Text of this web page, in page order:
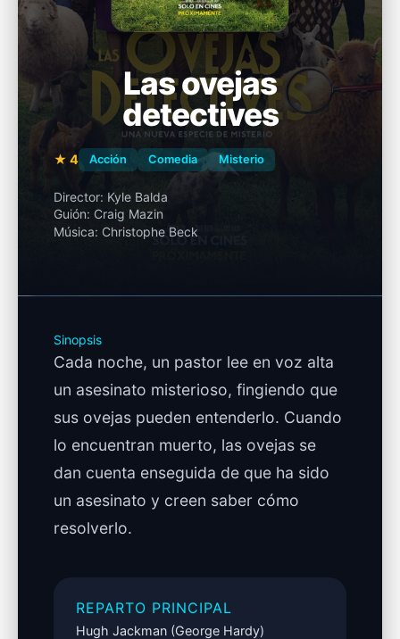
Las ovejas
detectives
★ 4 Acción Comedia Misterio
Director: Kyle Balda
Guión: Craig Mazin
Música: Christophe Beck
Sinopsis
Cada noche, un pastor lee en voz alta
un asesinato misterioso, fingiendo que
sus ovejas pueden entenderlo. Cuando
lo encuentran muerto, las ovejas se
dan cuenta enseguida de que ha sido
un asesinato y creen saber cómo
resolverlo.
REPARTO PRINCIPAL
Hugh Jackman (George Hardy)